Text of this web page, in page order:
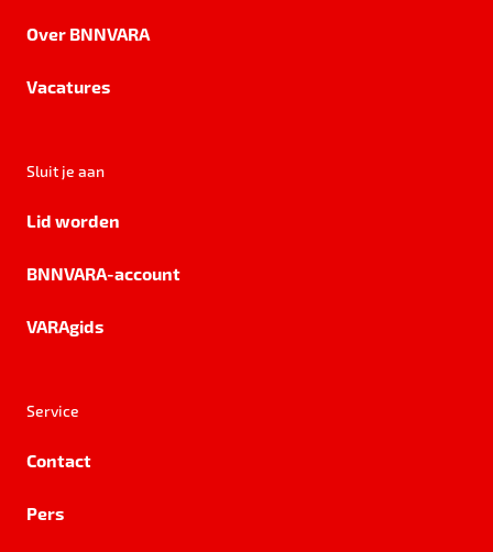
Over BNNVARA
Vacatures
Sluit je aan
Lid worden
BNNVARA-account
VARAgids
Service
Contact
Pers